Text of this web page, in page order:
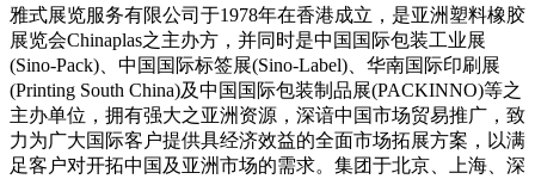
雅式展览服务有限公司于1978年在香港成立，是亚洲塑料橡胶
展览会Chinaplas之主办方，并同时是中国国际包装工业展
(Sino-Pack)、中国国际标签展(Sino-Label)、华南国际印刷展
(Printing South China)及中国国际包装制品展(PACKINNO)等之
主办单位，拥有强大之亚洲资源，深谙中国市场贸易推广，致
力为广大国际客户提供具经济效益的全面市场拓展方案，以满
足客户对开拓中国及亚洲市场的需求。集团于北京、上海、深